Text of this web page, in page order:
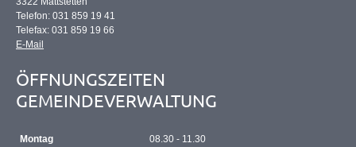
Telefon: 031 859 19 41
Telefax: 031 859 19 66
E-Mail
ÖFFNUNGSZEITEN
GEMEINDEVERWALTUNG
Montag
08.30 - 11.30